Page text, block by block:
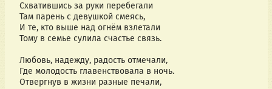
Схватившись за руки перебегали
Там парень с девушкой смеясь,
И те, кто выше над огнём взлетали
Тому в семье сулила счастье связь.
Любовь, надежду, радость отмечали,
Где молодость главенствовала в ночь.
Отвергнув в жизни разные печали,